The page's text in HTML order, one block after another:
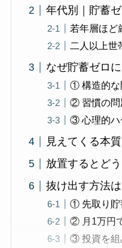
年代別｜貯蓄
若年層ほど
二人以上世
なぜ貯蓄ゼロ
① 構造的な
② 習慣の問
③ 心理的ハ
見えてくる本質
放置するとど
抜け出す方法
① 先取り貯
② 月1万円
③ 投資を組